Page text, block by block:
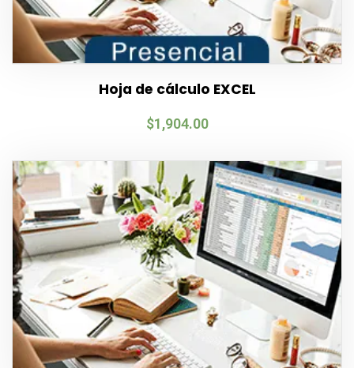
Hoja de cálculo EXCEL
$1,904.00